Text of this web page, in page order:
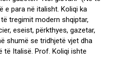
e para në italisht. Koliqi ka
tregimit modern shqiptar,
eseist, përkthyes, gazetar,
shumë se tridhjetë vjet dha
të Italisë. Prof. Koliqi ishte